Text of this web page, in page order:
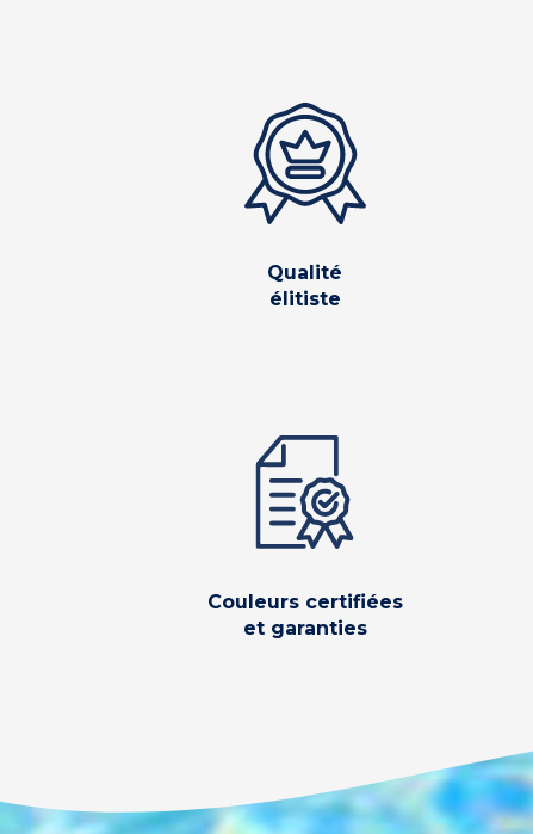
Qualité
élitiste
Couleurs certifiées
et garanties